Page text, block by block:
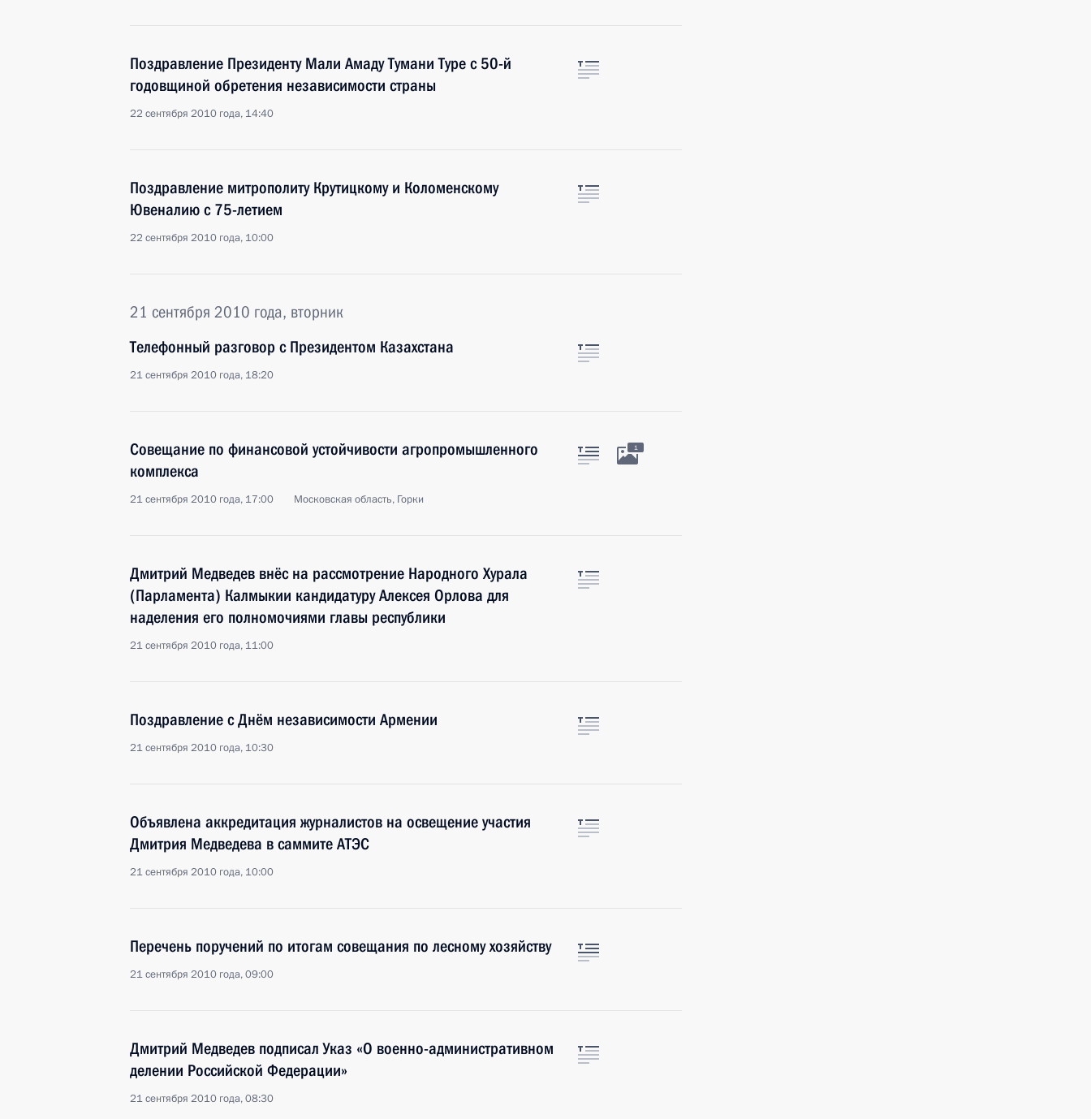
Поздравление Президенту Мали Амаду Тумани Туре с 50-й
годовщиной обретения независимости страны
22 сентября 2010 года, 14:40
Поздравление митрополиту Крутицкому и Коломенскому
Ювеналию с 75-летием
22 сентября 2010 года, 10:00
21 сентября 2010 года, вторник
Телефонный разговор с Президентом Казахстана
21 сентября 2010 года, 18:20
Совещание по финансовой устойчивости агропромышленного
комплекса
21 сентября 2010 года, 17:00 Московская область, Горки
1
Дмитрий Медведев внёс на рассмотрение Народного Хурала
(Парламента) Калмыкии кандидатуру Алексея Орлова для
наделения его полномочиями главы республики
21 сентября 2010 года, 11:00
Поздравление с Днём независимости Армении
21 сентября 2010 года, 10:30
Объявлена аккредитация журналистов на освещение участия
Дмитрия Медведева в саммите АТЭС
21 сентября 2010 года, 10:00
Перечень поручений по итогам совещания по лесному хозяйству
21 сентября 2010 года, 09:00
Дмитрий Медведев подписал Указ «О военно-административном
делении Российской Федерации»
21 сентября 2010 года, 08:30